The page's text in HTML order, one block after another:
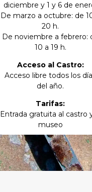
diciembre y 1 y 6 de
De marzo a octubre: de
20 h.
De noviembre a febrero:
10 a 19 h.
Acceso al Castro:
Acceso libre todos los
del año.
Tarifas:
Entrada gratuita al castro
museo